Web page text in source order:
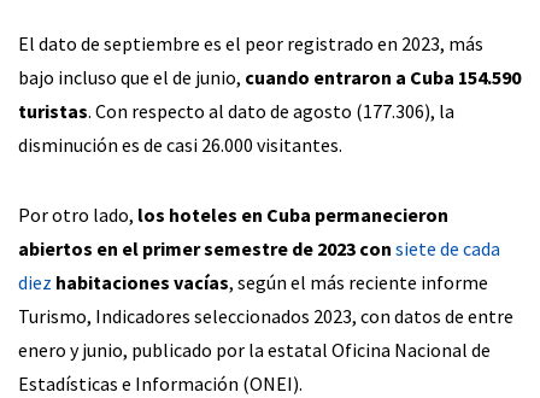
El dato de septiembre es el peor registrado en 2023, más
bajo incluso que el de junio, cuando entraron a Cuba 154.590
turistas. Con respecto al dato de agosto (177.306), la
disminución es de casi 26.000 visitantes.
Por otro lado, los hoteles en Cuba permanecieron
abiertos en el primer semestre de 2023 con siete de cada
diez habitaciones vacías, según el más reciente informe
Turismo, Indicadores seleccionados 2023, con datos de entre
enero y junio, publicado por la estatal Oficina Nacional de
Estadísticas e Información (ONEI).